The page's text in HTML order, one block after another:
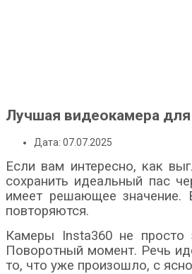
Лучшая видеокамера
Дата: 07.07.2025
Если вам интересно, как
сохранить идеальный пас
имеет решающее значение.
повторяются.
Камеры Insta360 не просто
Поворотный момент. Речь
то, что уже произошло, с